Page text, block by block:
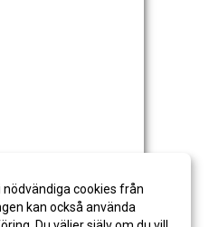
cookies från
kan också använda